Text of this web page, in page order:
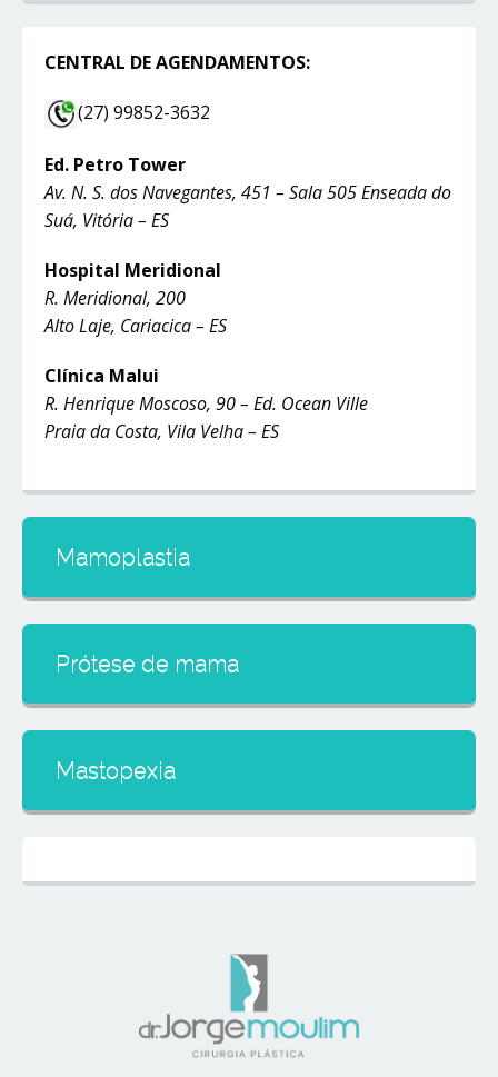
CENTRAL DE AGENDAMENTOS:
(27) 99852-3632
Ed. Petro Tower
Av. N. S. dos Navegantes, 451 – Sala 505 Enseada do
Suá, Vitória – ES
Hospital Meridional
R. Meridional, 200
Alto Laje, Cariacica – ES
Clínica Malui
R. Henrique Moscoso, 90 – Ed. Ocean Ville
Praia da Costa, Vila Velha – ES
Mamoplastia
Prótese de mama
Mastopexia